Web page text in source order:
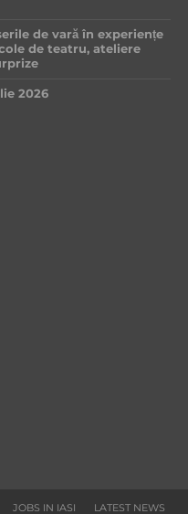
de vară în experiențe
de teatru, ateliere
2026
JOBS IN IASI LATEST NEWS